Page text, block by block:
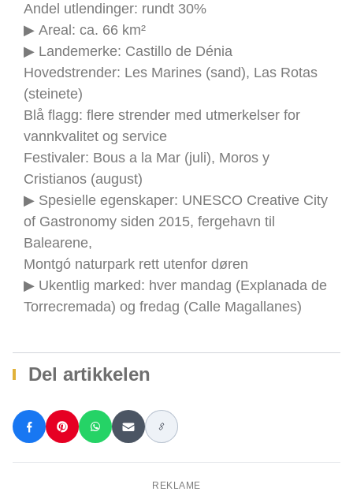
Andel utlendinger: rundt 30%
▶ Areal: ca. 66 km²
▶ Landemerke: Castillo de Dénia
Hovedstrender: Les Marines (sand), Las Rotas
(steinete)
Blå flagg: flere strender med utmerkelser for
vannkvalitet og service
Festivaler: Bous a la Mar (juli), Moros y
Cristianos (august)
▶ Spesielle egenskaper: UNESCO Creative City
of Gastronomy siden 2015, fergehavn til
Balearene,
Montgó naturpark rett utenfor døren
▶ Ukentlig marked: hver mandag (Explanada de
Torrecremada) og fredag (Calle Magallanes)
Del artikkelen
REKLAME